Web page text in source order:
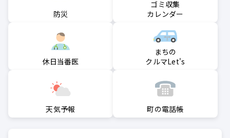
防災
ゴミ収集
カレンダー
休日当番医
まちの
クルマLet's
天気予報 町の電話帳